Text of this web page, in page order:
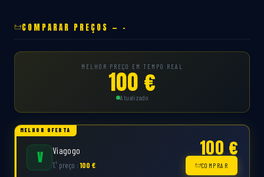
COMPARAR PREÇOS — -
MELHOR PREÇO EM TEMPO REAL
100 €
Atualizado
MELHOR OFERTA
V Viagogo
1.º preço :100 €
100 €
COMPRAR